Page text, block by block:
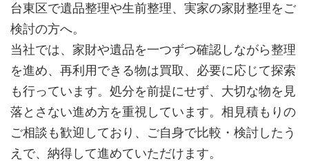
台東区で遺品整理や生前整理、実家の家財整理をご
検討の方へ。
当社では、家財や遺品を一つずつ確認しながら整理
を進め、再利用できる物は買取、必要に応じて探索
も行っています。処分を前提にせず、大切な物を見
落とさない進め方を重視しています。相見積もりの
ご相談も歓迎しており、ご自身で比較・検討したう
えで、納得して進めていただけます。